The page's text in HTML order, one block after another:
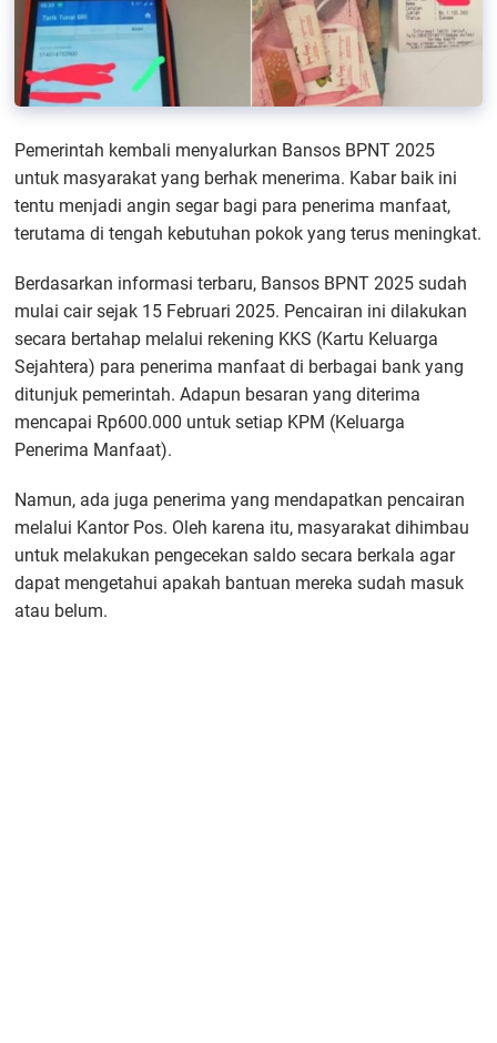
Pemerintah kembali menyalurkan Bansos BPNT 2025
untuk masyarakat yang berhak menerima. Kabar baik ini
tentu menjadi angin segar bagi para penerima manfaat,
terutama di tengah kebutuhan pokok yang terus meningkat.
Berdasarkan informasi terbaru, Bansos BPNT 2025 sudah
mulai cair sejak 15 Februari 2025. Pencairan ini dilakukan
secara bertahap melalui rekening KKS (Kartu Keluarga
Sejahtera) para penerima manfaat di berbagai bank yang
ditunjuk pemerintah. Adapun besaran yang diterima
mencapai Rp600.000 untuk setiap KPM (Keluarga
Penerima Manfaat).
Namun, ada juga penerima yang mendapatkan pencairan
melalui Kantor Pos. Oleh karena itu, masyarakat dihimbau
untuk melakukan pengecekan saldo secara berkala agar
dapat mengetahui apakah bantuan mereka sudah masuk
atau belum.